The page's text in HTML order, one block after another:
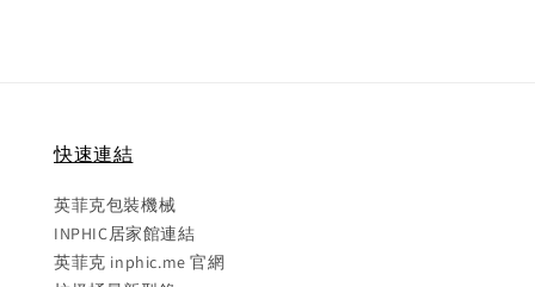
快速連結
英菲克包裝機械
INPHIC居家館連結
英菲克 inphic.me 官網